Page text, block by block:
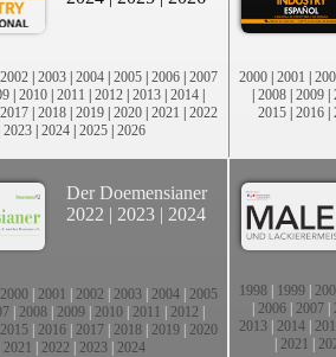
2002 | 2003 | 2004 | 2005 | 2006 | 2007
| 2010 | 2011 | 2012 | 2013 | 2014 |
2017 | 2018 | 2019 | 2020 | 2021 | 2022
2023| 2024| 2025| 2026
2000 | 2001 |
| 2008 | 2009 |
2015 | 2016 |
Der Doemensianer
2022 | 2023 | 2024
2000 2001 2002 2003 2004 2005
2008 2009 2010 2011 2012
2015 2016 2017 2018 2019 2020
2021 2022 2023| 2024
1998 1999
2006 2007
2013 2014
2021